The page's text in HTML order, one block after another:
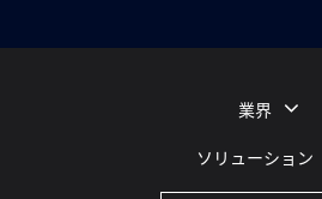
業界
ソリューション